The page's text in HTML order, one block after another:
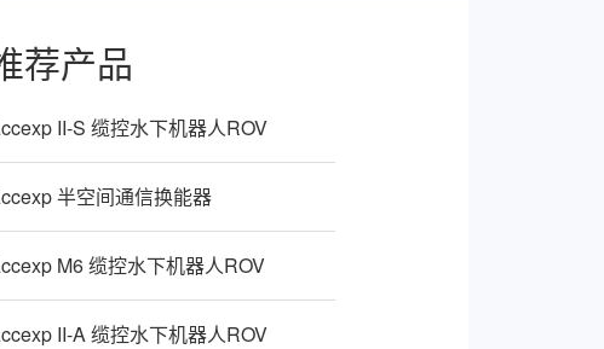
荐产品
II-S 缆控水下机器人ROV
半空间通信换能器
M6 缆控水下机器人ROV
II-A 缆控水下机器人ROV